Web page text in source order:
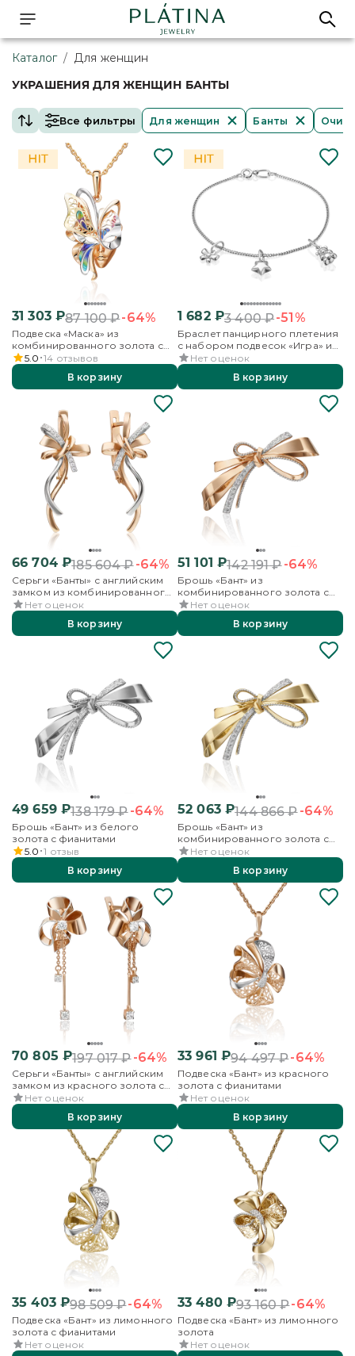
Каталог / Для женщин
УКРАШЕНИЯ ДЛЯ ЖЕНЩИН БАНТЫ
Все фильтры Для женщин Банты
31 303₽87 100₽-64%
Подвеска «Маска» из
комбинированного золота с
эмалью
5.0 14 отзывов
В корзину
1 682₽3 400₽-51%
Браслет панцирного плетения
с набором подвесок «Игра» из
серебра
Нет оценок
В корзину
66 704₽185 604₽-64%
Серьги «Банты» с английским
замком из комбинированного
золота с фианитами
Нет оценок
В корзину
51 101 ₽142 191₽-64%
Брошь «Бант» из
комбинированного золота с
фианитами
Нет оценок
В корзину
49 659₽138 179₽-64%
Брошь «Бант» из белого
золота с фианитами
5.0 1 отзыв
В корзину
52 063₽144 866₽-64%
Брошь «Бант» из
комбинированного золота с
фианитами
Нет оценок
В корзину
70 805 ₽197 017₽-64%
Серьги «Банты» с английским
замком из красного золота с
фианитами
Нет оценок
В корзину
33 961 ₽94 497₽-64%
Подвеска «Бант» из красного
золота с фианитами
Нет оценок
В корзину
35 403₽98 509₽-64%
Подвеска «Бант» из лимонного
золота с фианитами
Нет оценок
33 480₽93 160₽-64%
Подвеска «Бант» из лимонного
золота
Нет оценок